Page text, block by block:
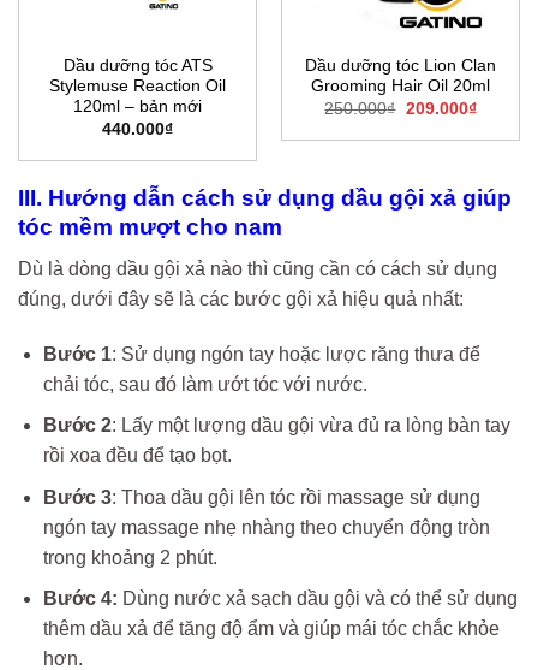
Dầu dưỡng tóc ATS
Stylemuse Reaction Oil
120ml – bản mới
440.000₫
Dầu dưỡng tóc Lion Clan
Grooming Hair Oil 20ml
250.000₫ Giá
là:
209.000₫Giá
tại
III. Hướng dẫn cách sử dụng dầu gội xả giúp
tóc mềm mượt cho nam
Dù là dòng dầu gội xả nào thì cũng cần có cách sử dụng
đúng, dưới đây sẽ là các bước gội xả hiệu quả nhất:
Bước 1: Sử dụng ngón tay hoặc lược răng thưa để
chải tóc, sau đó làm ướt tóc với nước.
Bước 2: Lấy một lượng dầu gội vừa đủ ra lòng bàn tay
rồi xoa đều để tạo bọt.
Bước 3: Thoa dầu gội lên tóc rồi massage sử dụng
ngón tay massage nhẹ nhàng theo chuyển động tròn
trong khoảng 2 phút.
Bước 4: Dùng nước xả sạch dầu gội và có thể sử dụng
thêm dầu xả để tăng độ ẩm và giúp mái tóc chắc khỏe
hơn.